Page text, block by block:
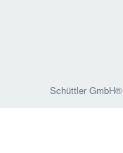
Schüttler GmbH®